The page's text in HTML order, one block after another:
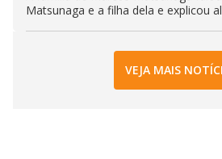
Matsunaga e a filha dela e explicou
VEJA MAIS